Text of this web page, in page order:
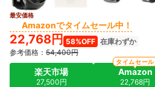
最安価格
Amazonでタイムセール中！
22,768円 58%OFF 在庫わずか
参考価格： 54,400円
楽天市場
27,500円
Amazon
22,768円
タイムセール